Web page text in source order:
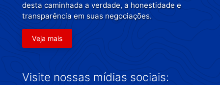
desta caminhada a verdade, a honestidade e
transparência em suas negociações.
Veja mais
Visite nossas mídias sociais: